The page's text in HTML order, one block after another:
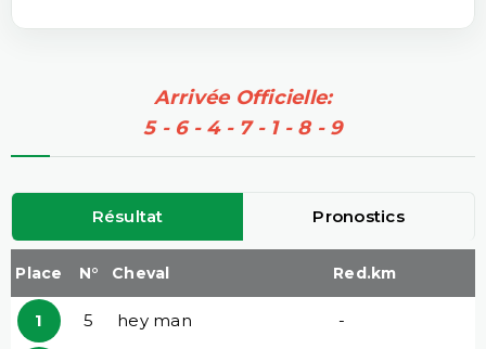
Arrivée Officielle:
5 - 6 - 4 - 7 - 1 - 8 - 9
Résultat Pronostics
Place N° Cheval Red.km
1 5 hey man -